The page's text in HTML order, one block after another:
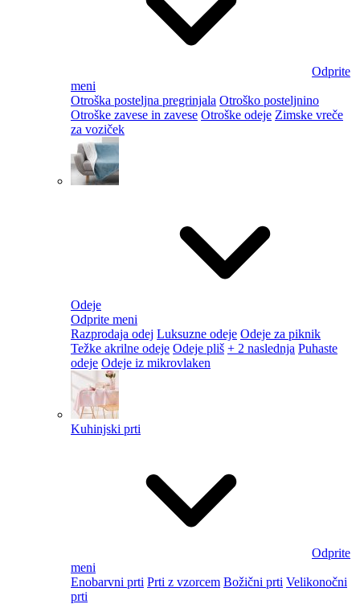
Odprite
meni
Otroška posteljna pregrinjala Otroško posteljnino
Otroške zavese in zavese Otroške odeje Zimske vreče
za voziček
Odeje
Odprite meni
Razprodaja odej Luksuzne odeje Odeje za piknik
Težke akrilne odeje Odeje pliš + 2 naslednja Puhaste
odeje Odeje iz mikrovlaken
Kuhinjski prti
Odprite
meni
Enobarvni prti Prti z vzorcem Božični prti Velikonočni
prti​